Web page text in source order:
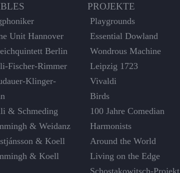
Unit Hannover
Berlin
Fischer-Rimmer
Klinger-
& Schmeding
& Weidanz
& Koell
& Koell
PROJEKTE
Playgrounds
Essential Dowland
Wondrous Machine
Leipzig 1723
Vivaldi
Birds
100 Jahre Comedian
Harmonists
Around the World
Living on the Edge